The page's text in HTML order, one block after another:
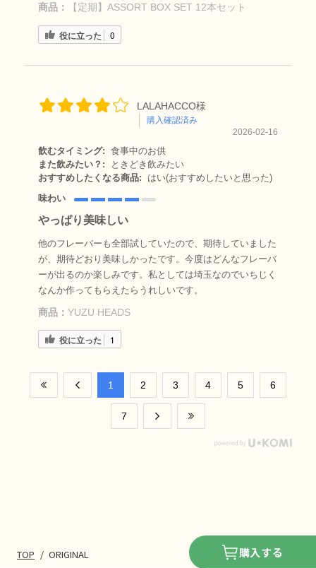
商品： 【定期】ASSORT BOX SET 12本セット
役に立った 0
LALAHACCO様
購入確認済み
2026-02-16
飲むタイミング: 食事中のお供
また飲みたい？:
ときどき飲みたい
おすすめしたくなる商品:
はい(おすすめしたいと思った)
味わい
やっぱり美味しい
他のフレーバーも全部試していたので、期待していました
が、期待どおり美味しかったです。今度はどんなフレーバ
ーが出るのか楽しみです。私としては埼玉なのでいちじく
なんか作ってもらえたらうれしいです。
商品： YUZU HEADS
役に立った 1
​1 ​2 ​3 ​4 ​5 ​6
​7
TOP / ORIGINAL 購入する